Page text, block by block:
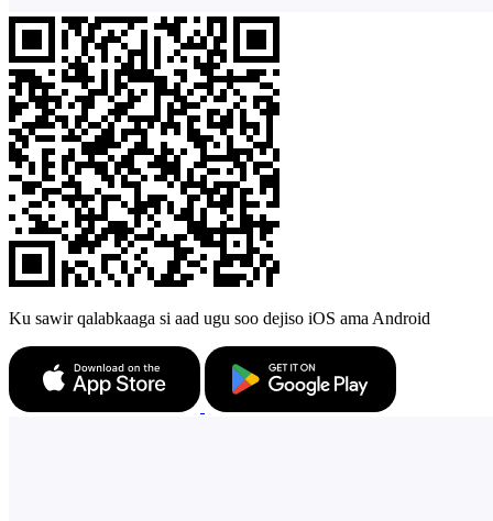
Ku sawir qalabkaaga si aad ugu soo dejiso iOS ama Android